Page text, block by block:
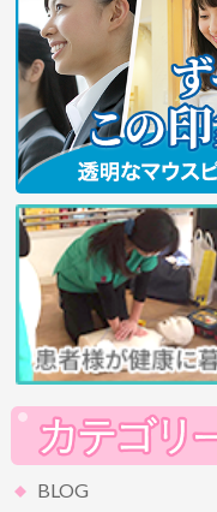
BLOG